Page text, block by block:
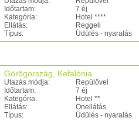
Időtartam:
7 éj
Kategória:
Hotel ****
Ellátás:
Reggeli
Típus:
Üdülés - nyaralás
Görögország, Kefalónia
Utazás módja:
Repülővel
Időtartam:
7 éj
Kategória:
Hotel **
Ellátás:
Önellátás
Típus:
Üdülés - nyaralás